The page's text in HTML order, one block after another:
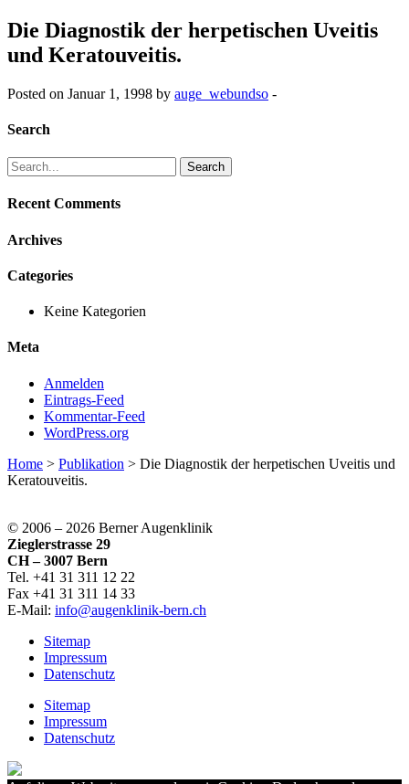
Die Diagnostik der herpetischen Uveitis
und Keratouveitis.
Posted on Januar 1, 1998 by auge_webundso -
Search
Search
for:
Recent Comments
Archives
Categories
Keine Kategorien
Meta
Anmelden
Eintrags-Feed
Kommentar-Feed
WordPress.org
Home > Publikation > Die Diagnostik der herpetischen Uveitis und
Keratouveitis.
© 2006 – 2026 Berner Augenklinik
Zieglerstrasse 29
CH – 3007 Bern
Tel. +41 31 311 12 22
Fax +41 31 311 14 33
E-Mail: info@augenklinik-bern.ch
Sitemap
Impressum
Datenschutz
Sitemap
Impressum
Datenschutz